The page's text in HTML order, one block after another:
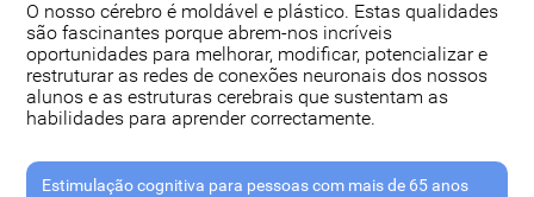
O nosso cérebro é moldável e plástico. Estas qualidades
são fascinantes porque abrem-nos incríveis
oportunidades para melhorar, modificar, potencializar e
restruturar as redes de conexões neuronais dos nossos
alunos e as estruturas cerebrais que sustentam as
habilidades para aprender correctamente.
Estimulação cognitiva para pessoas com mais de 65 anos